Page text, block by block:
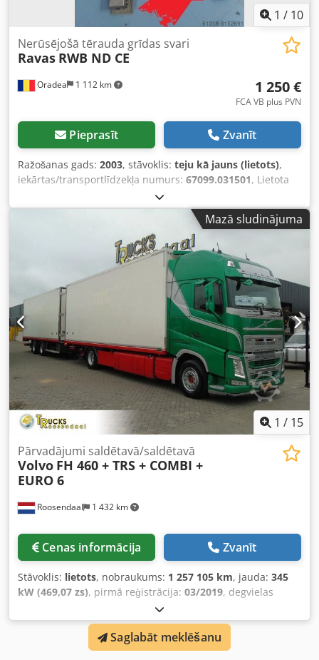
1 / 10
Oradea 1 112 km
Nerūsējošā tērauda grīdas svari
Ravas RWB ND CE
1 250 €
FCA VB plus PVN
Pieprasīt Zvanīt
Ražošanas gads: 2003, stāvoklis: teju kā jauns (lietots),
iekārtas/transportlīdzekļa numurs: 67099.031501, Lietota
Ravas grīdas svaru platforma Ravas grīdas svari, modelis:
RWB ND CE, sērijas numurs: 67099.031501, ražošanas
gads: 02-06-2003, maksimālā/minimālā celtspēja: 1500/20
kg, e=dd= 1kg, izmēri: 1300 mm x 900 mm x 50 mm.
Komplektā ar sienas displeju. Priekšrocības: • Nerūsējošā
tērauda svari droši lietojami pārtikas vai ķīmiskajā
rūpniecībā. • Palešu preces var nosvērt ērtāk nekā uz
platformas svariem, jo nav nepieciešams braukt ar kravu
pāri rampām. • Svarus var viegli pārvietot, jo tie aprīkoti ar
riteņiem un rokturiem. • Svari ir IP68 sertificēti – tos var
dezinficēt jebkurā laikā. • Vienkārši nosveriet kravas līdz 1
500 kg uz EUR1 paletēm. Dodpfji E Hxxjx Ah Dskr Cena: 1
250 € + PVN, apspriežama, FCA Oradea/Rumānija
Iespējamas kļūdas, izmaiņas un prečes iepriekšpārdošana!
Mēs runājam angliski, vāciski, ungāriski, franču un rumāņu
valodā.
Mazā sludinājuma
1 / 15
Roosendaal 1 432 km
Pārvadājumi saldētavā/saldētavā
Volvo FH 460 + TRS + COMBI +
EURO 6
Cenas informācija Zvanīt
Stāvoklis: lietots, nobraukums: 1 257 105 km, jauda: 345
kW (469,07 zs), pirmā reģistrācija: 03/2019, degvielas
, asu konfigurācija:
6 000 mm, degviela:dīzeļdegviela, krāsa:cits, vadītāja
gulēšanas kabīne , pārnesuma veids:
emisijas klase:Euro 6, kopējais garums:10 600 mm
Saglabāt meklēšanu